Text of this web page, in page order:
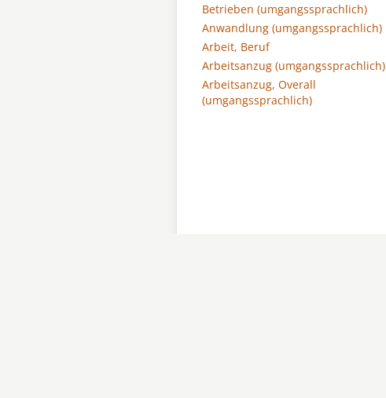
Betrieben (umgangssprachlich)
Anwandlung (umgangssprachlich)
Arbeit, Beruf
Arbeitsanzug (umgangssprachlich)
Arbeitsanzug, Overall
(umgangssprachlich)